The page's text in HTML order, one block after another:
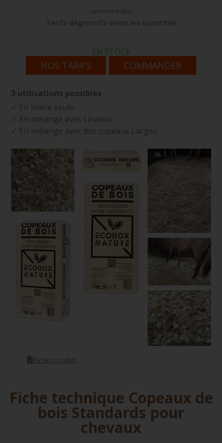
Livraison incluse
Tarifs dégressifs selon les quantités
EN STOCK
NOS TARIFS COMMANDER
3 utilisations possibles
✓ En litière seule
✓ En mélange avec Linabox
✓ En mélange avec des copeaux Larges
Fiche produit
Fiche technique Copeaux de
bois Standards pour
chevaux